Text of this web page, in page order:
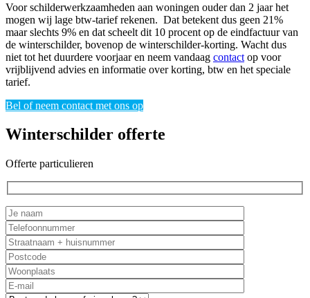
Voor schilderwerkzaamheden aan woningen ouder dan 2 jaar het
mogen wij lage btw-tarief rekenen. Dat betekent dus geen 21%
maar slechts 9% en dat scheelt dit 10 procent op de eindfactuur van
de winterschilder, bovenop de winterschilder-korting. Wacht dus
niet tot het duurdere voorjaar en neem vandaag contact op voor
vrijblijvend advies en informatie over korting, btw en het speciale
tarief.
Bel of neem contact met ons op
Winterschilder offerte
Offerte particulieren